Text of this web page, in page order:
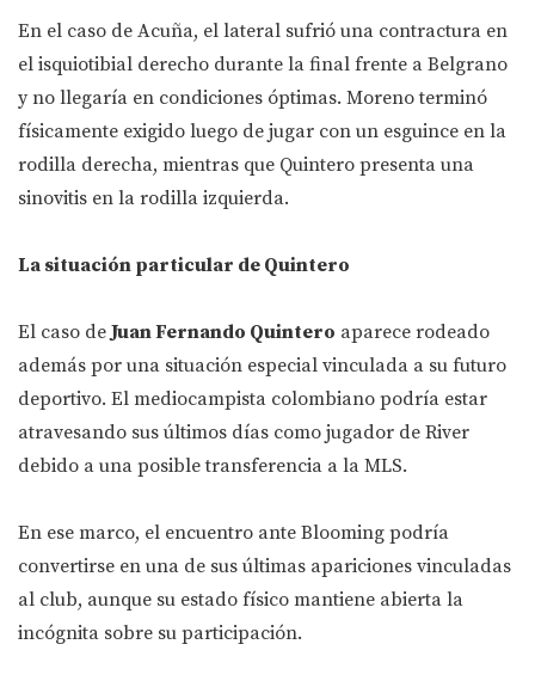
En el caso de Acuña, el lateral sufrió una contractura en
el isquiotibial derecho durante la final frente a Belgrano
y no llegaría en condiciones óptimas. Moreno terminó
físicamente exigido luego de jugar con un esguince en la
rodilla derecha, mientras que Quintero presenta una
sinovitis en la rodilla izquierda.
La situación particular de Quintero
El caso deJuan Fernando Quintero aparece rodeado
además por una situación especial vinculada a su futuro
deportivo. El mediocampista colombiano podría estar
atravesando sus últimos días como jugador de River
debido a una posible transferencia a la MLS.
En ese marco, el encuentro ante Blooming podría
convertirse en una de sus últimas apariciones vinculadas
al club, aunque su estado físico mantiene abierta la
incógnita sobre su participación.